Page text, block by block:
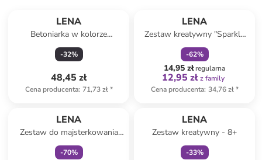
LENA
Betoniarka w kolorze
pomarańczowym - 3+
-32%
48,45 zł
Cena producenta: 71,73 zł*
LENA
Zestaw kreatywny "Sparkle
Art" - 8+
-62%
14,95 złregularna
12,95 zł z family
Cena producenta: 34,76 zł*
LENA
Zestaw do majsterkowania
"Floral Art" - 8+
-70%
LENA
Zestaw kreatywny - 8+
-33%